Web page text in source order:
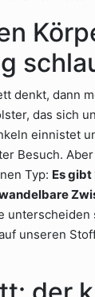
denkt, dann
das sich
einnistet
Besuch.
Typ: Es
unterscheiden
unseren